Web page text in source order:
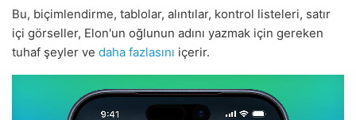
Bu, biçimlendirme, tablolar, alıntılar, kontrol listeleri, satır
içi görseller, Elon'un oğlunun adını yazmak için gereken
tuhaf şeyler ve daha fazlasını içerir.